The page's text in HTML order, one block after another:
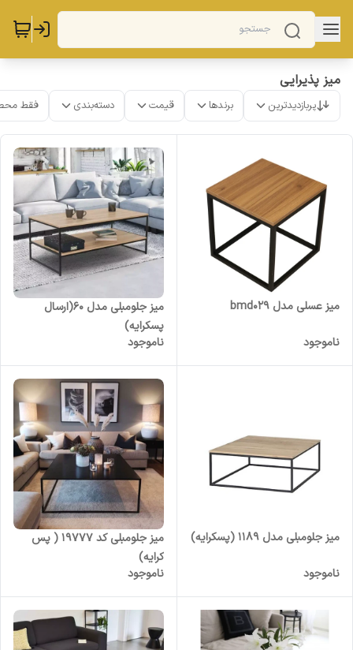
میز پذیرایی
پربازدیدترین برندها قیمت دسته‌بندی فقط
میز عسلی مدل bmd029
ناموجود
میز جلومبلی مدل 60(ارسال
پسکرایه)
ناموجود
میز جلومبلی مدل 1189 (پسکرایه)
ناموجود
میز جلومبلی کد 19777 ( پس
کرایه)
ناموجود